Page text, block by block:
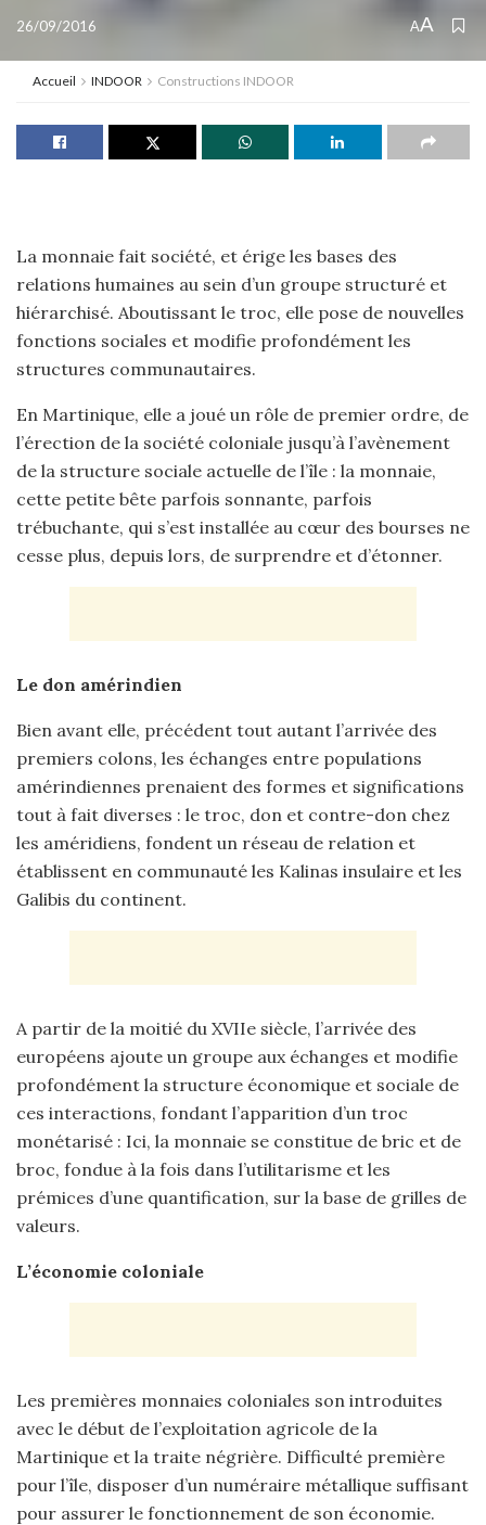
26/09/2016 AA
Accueil INDOOR Constructions INDOOR
La monnaie fait société, et érige les bases des
relations humaines au sein d’un groupe structuré et
hiérarchisé. Aboutissant le troc, elle pose de nouvelles
fonctions sociales et modifie profondément les
structures communautaires.
En Martinique, elle a joué un rôle de premier ordre, de
l’érection de la société coloniale jusqu’à l’avènement
de la structure sociale actuelle de l’île : la monnaie,
cette petite bête parfois sonnante, parfois
trébuchante, qui s’est installée au cœur des bourses ne
cesse plus, depuis lors, de surprendre et d’étonner.
Le don amérindien
Bien avant elle, précédent tout autant l’arrivée des
premiers colons, les échanges entre populations
amérindiennes prenaient des formes et significations
tout à fait diverses : le troc, don et contre-don chez
les améridiens, fondent un réseau de relation et
établissent en communauté les Kalinas insulaire et les
Galibis du continent.
A partir de la moitié du XVIIe siècle, l’arrivée des
européens ajoute un groupe aux échanges et modifie
profondément la structure économique et sociale de
ces interactions, fondant l’apparition d’un troc
monétarisé : Ici, la monnaie se constitue de bric et de
broc, fondue à la fois dans l’utilitarisme et les
prémices d’une quantification, sur la base de grilles de
valeurs.
L’économie coloniale
Les premières monnaies coloniales son introduites
avec le début de l’exploitation agricole de la
Martinique et la traite négrière. Difficulté première
pour l’île, disposer d’un numéraire métallique suffisant
pour assurer le fonctionnement de son économie.